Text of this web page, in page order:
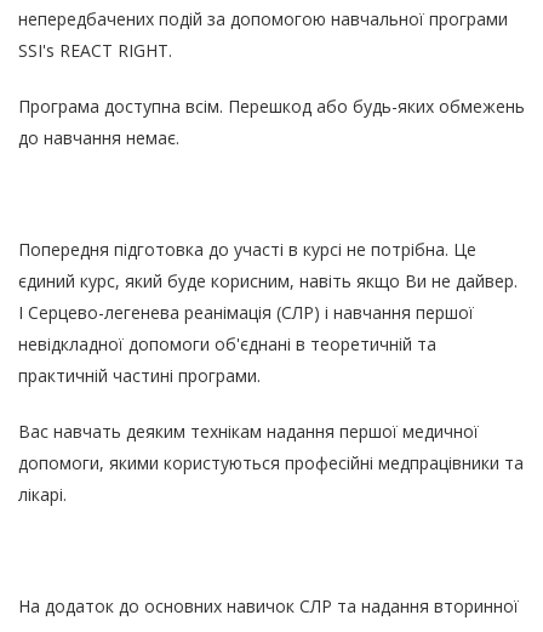
непередбачених подій за допомогою навчальної програми
SSI's REACT RIGHT.
Програма доступна всім. Перешкод або будь-яких обмежень
до навчання немає.
Попередня підготовка до участі в курсі не потрібна. Це
єдиний курс, який буде корисним, навіть якщо Ви не дайвер.
І Серцево-легенева реанімація (СЛР) і навчання першої
невідкладної допомоги об'єднані в теоретичній та
практичній частині програми.
Вас навчать деяким технікам надання першої медичної
допомоги, якими користуються професійні медпрацівники та
лікарі.
На додаток до основних навичок СЛР та надання вторинної